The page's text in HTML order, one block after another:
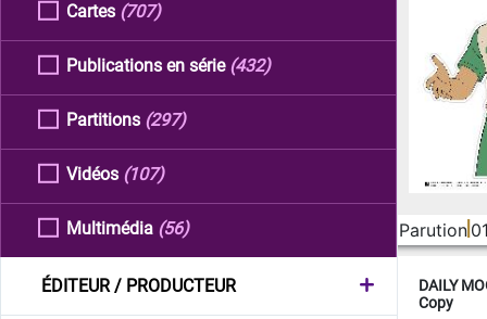
Cartes (707)
Publications en série (432)
Partitions (297)
Vidéos (107)
Multimédia (56)
ÉDITEUR / PRODUCTEUR
Parution
DAILY
Copy